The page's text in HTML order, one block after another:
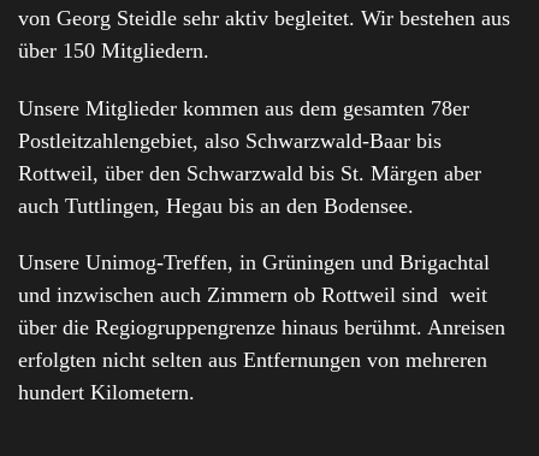
von Georg Steidle sehr aktiv begleitet. Wir bestehen aus
über 150 Mitgliedern.
Unsere Mitglieder kommen aus dem gesamten 78er
Postleitzahlengebiet, also Schwarzwald-Baar bis
Rottweil, über den Schwarzwald bis St. Märgen aber
auch Tuttlingen, Hegau bis an den Bodensee.
Unsere Unimog-Treffen, in Grüningen und Brigachtal
und inzwischen auch Zimmern ob Rottweil sind weit
über die Regiogruppengrenze hinaus berühmt. Anreisen
erfolgten nicht selten aus Entfernungen von mehreren
hundert Kilometern.